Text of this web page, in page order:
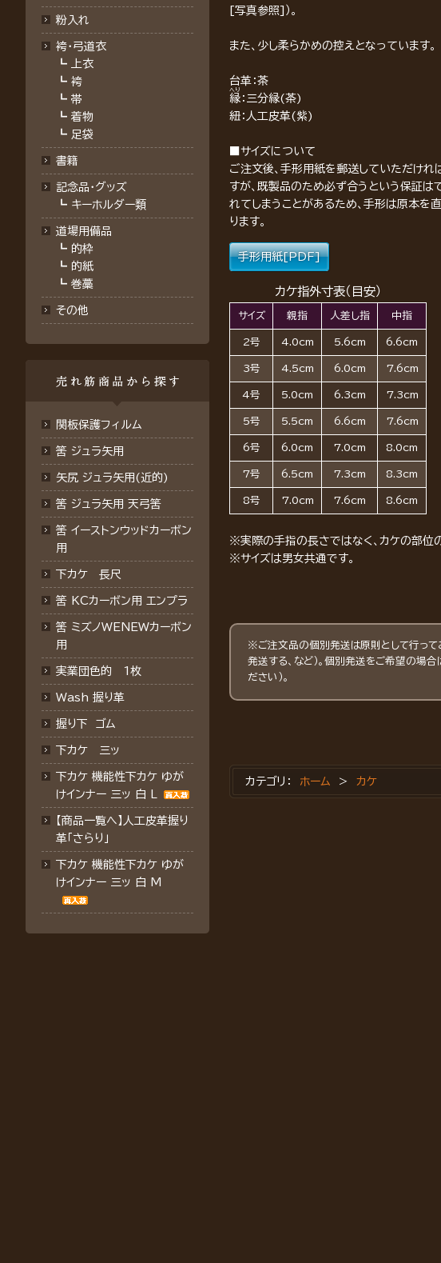
粉入れ
袴・弓道衣
┗
上衣
┗ 袴
┗ 帯
┗ 着物
┗ 足袋
書籍
記念品・グッズ
┗ キーホルダー類
道場用備品
┗ 的枠
┗ 的紙
┗ 巻藁
その他
関板保護フィルム
筈 ジュラ矢用
矢尻 ジュラ矢用(近的)
筈 ジュラ矢用 天弓筈
筈 イーストンウッドカーボン
用
下カケ 長尺
筈 KCカーボン用 エンプラ
筈 ミズノWENEWカーボン
用
実業団色的 1枚
Wash 握り革
握り下 ゴム
下カケ 三ッ
下カケ 機能性下カケ ゆが
けインナー 三ッ 白 L
【商品一覧へ】人工皮革握り
革「さらり」
下カケ 機能性下カケ ゆが
けインナー 三ッ 白 M
[写真参照]）。
また、少し柔らかめの控えとなっています。
台革：茶
縁
へり
：三分縁(茶)
紐：人工皮革(紫)
■サイズについて
ご注文後、手形用紙を郵送していただけれ
すが、既製品のため必ず合うという保証は
れてしまうことがあるため、手形は原本
ります。
手形用紙[PDF]
カケ指外寸表（目安）
サイズ 親指 人差し指 中指
2号 4.0cm 5.6cm 6.6cm
3号 4.5cm 6.0cm 7.6cm
4号 5.0cm 6.3cm 7.3cm
5号 5.5cm 6.6cm 7.6cm
6号 6.0cm 7.0cm 8.0cm
7号 6.5cm 7.3cm 8.3cm
8号 7.0cm 7.6cm 8.6cm
※実際の手指の長さではなく、カケの部位
※サイズは男女共通です。
※ご注文品の個別発送は原則として行って
発送する、など）。個別発送をご希望の場
ださい）。
カテゴリ： ホーム > カケ